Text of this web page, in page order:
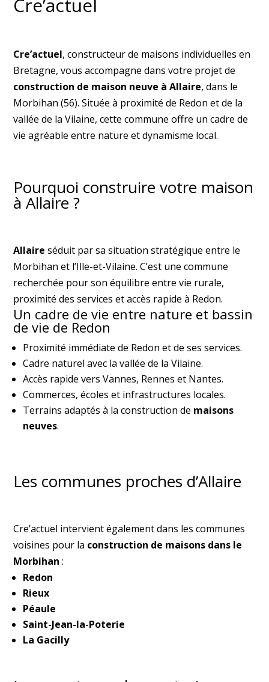
Cre’actuel, constructeur de maisons individuelles en
Bretagne, vous accompagne dans votre projet de
construction de maison neuve à Allaire, dans le
Morbihan (56). Située à proximité de Redon et de la
vallée de la Vilaine, cette commune offre un cadre de
vie agréable entre nature et dynamisme local.
Pourquoi construire votre maison
à Allaire ?
Allaire séduit par sa situation stratégique entre le
Morbihan et l’Ille-et-Vilaine. C’est une commune
recherchée pour son équilibre entre vie rurale,
proximité des services et accès rapide à Redon.
Un cadre de vie entre nature et bassin
de vie de Redon
Proximité immédiate de Redon et de ses services.
Cadre naturel avec la vallée de la Vilaine.
Accès rapide vers Vannes, Rennes et Nantes.
Commerces, écoles et infrastructures locales.
Terrains adaptés à la construction de maisons
neuves.
Les communes proches d’Allaire
Cre’actuel intervient également dans les communes
voisines pour la construction de maisons dans le
Morbihan :
Redon
Rieux
Péaule
Saint-Jean-la-Poterie
La Gacilly